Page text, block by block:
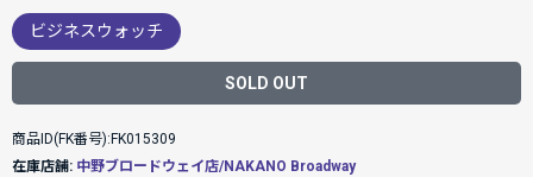
ビジネスウォッチ
SOLD OUT
商品ID(FK番号):FK015309
在庫店舗: 中野ブロードウェイ店/NAKANO Broadway